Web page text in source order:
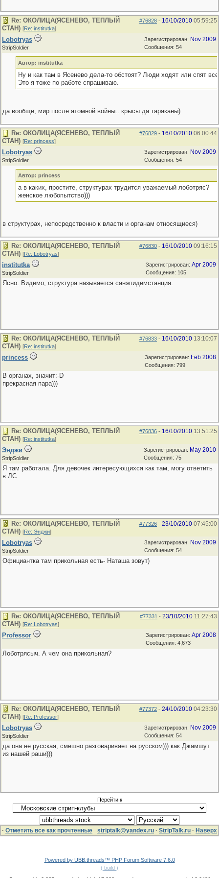
#76828 - 16/10/2010 05:59:25
Re: ОКОЛИЦА(ЯСЕНЕВО, ТЕПЛЫЙ
СТАН) [Re: institutka]
Зарегистрирован: Nov 2009
Сообщения: 54
Lobotryas
StripSoldier
Автор: institutka
Ну и как там в Ясенево дела-то обстоят? Люди ходят или спят
Это я тоже по работе спрашиваю.
да вообще, мир после атомной войны.. крысы да тараканы)
#76829 - 16/10/2010 06:00:44
Re: ОКОЛИЦА(ЯСЕНЕВО, ТЕПЛЫЙ
СТАН) [Re: princess]
Зарегистрирован: Nov 2009
Сообщения: 54
Lobotryas
StripSoldier
Автор: princess
а в каких, простите, структурах трудится уважаемый лоботряс?
женское любопытство)))
в структурах, непосредственно к власти и органам относящиеся)
#76830 - 16/10/2010 09:16:15
Re: ОКОЛИЦА(ЯСЕНЕВО, ТЕПЛЫЙ
СТАН) [Re: Lobotryas]
Зарегистрирован: Apr 2009
Сообщения: 105
institutka
StripSoldier
Ясно. Видимо, структура называется санэпидемстанция.
#76833 - 16/10/2010 13:10:07
Re: ОКОЛИЦА(ЯСЕНЕВО, ТЕПЛЫЙ
СТАН) [Re: institutka]
Зарегистрирован: Feb 2008
Сообщения: 799
princess
В органах, значит:-D
прекрасная пара)))
#76836 - 16/10/2010 13:51:25
Re: ОКОЛИЦА(ЯСЕНЕВО, ТЕПЛЫЙ
СТАН) [Re: institutka]
Зарегистрирован: May 2010
Сообщения: 75
Энджи
StripSoldier
Я там работала. Для девочек интересующихся как там, могу ответить
в ЛС
#77326 - 23/10/2010 07:45:00
Re: ОКОЛИЦА(ЯСЕНЕВО, ТЕПЛЫЙ
СТАН) [Re: Энджи]
Зарегистрирован: Nov 2009
Сообщения: 54
Lobotryas
StripSoldier
Официантка там прикольная есть- Наташа зовут)
#77331 - 23/10/2010 11:27:43
Re: ОКОЛИЦА(ЯСЕНЕВО, ТЕПЛЫЙ
СТАН) [Re: Lobotryas]
Зарегистрирован: Apr 2008
Сообщения: 4,673
Professor
Лоботрясыч. А чем она прикольная?
#77372 - 24/10/2010 04:23:30
Re: ОКОЛИЦА(ЯСЕНЕВО, ТЕПЛЫЙ
СТАН) [Re: Professor]
Зарегистрирован: Nov 2009
Сообщения: 54
Lobotryas
StripSoldier
да она не русская, смешно разговаривает на русском))) как Джамшут
из нашей раши)))
Перейти к
· Отметить все как прочтенные striptalk@yandex.ru · StripTalk.ru · Наверх
Powered by UBB.threads™ PHP Forum Software 7.6.0
( build )